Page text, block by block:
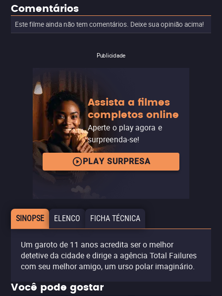
Comentários
Este filme ainda não tem comentários. Deixe sua opinião acima!
Publicidade
Assista a filmes
completos online
Aperte o play agora e
surpreenda-se!
PLAY SURPRESA
SINOPSE ELENCO FICHA TÉCNICA
Um garoto de 11 anos acredita ser o melhor
detetive da cidade e dirige a agência Total Failures
com seu melhor amigo, um urso polar imaginário.
Você pode gostar